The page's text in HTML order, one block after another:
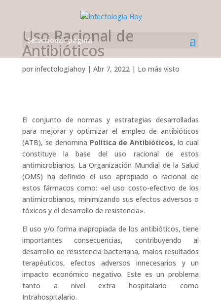
Seleccionar página
Uso Racional de
Antibióticos
por infectologiahoy| Abr 7, 2022| Lo más visto
El conjunto de normas y estrategias desarrolladas
para mejorar y optimizar el empleo de antibióticos
(ATB), se denomina Política de Antibióticos,lo cual
constituye la base del uso racional de estos
antimicrobianos. La Organización Mundial de la Salud
(OMS) ha definido el uso apropiado o racional de
estos fármacos como: «el uso costo-efectivo de los
antimicrobianos, minimizando sus efectos adversos o
tóxicos y el desarrollo de resistencia».
El uso y/o forma inapropiada de los antibióticos, tiene
importantes consecuencias, contribuyendo al
desarrollo de resistencia bacteriana, malos resultados
terapéuticos, efectos adversos innecesarios y un
impacto económico negativo. Este es un problema
tanto a nivel extra hospitalario como
Intrahospitalario.